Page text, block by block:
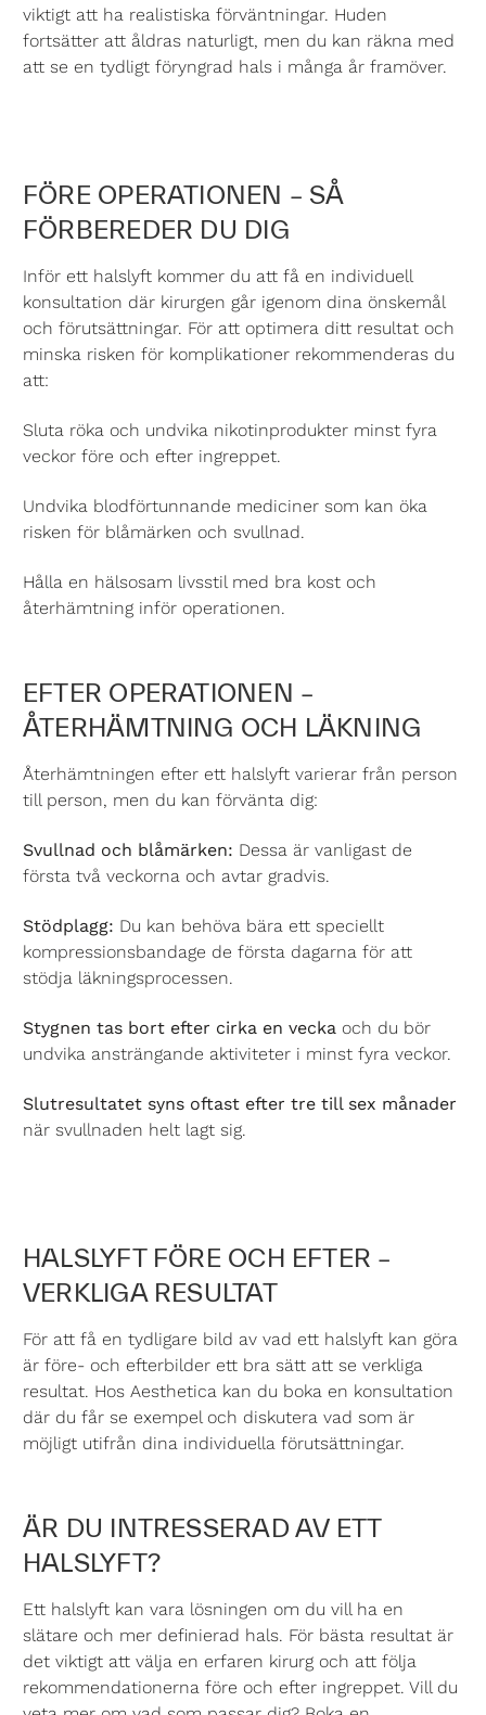
viktigt att ha realistiska förväntningar. Huden
fortsätter att åldras naturligt, men du kan räkna med
att se en tydligt föryngrad hals i många år framöver.
FÖRE OPERATIONEN – SÅ
FÖRBEREDER DU DIG
Inför ett halslyft kommer du att få en individuell
konsultation där kirurgen går igenom dina önskemål
och förutsättningar. För att optimera ditt resultat och
minska risken för komplikationer rekommenderas du
att:
Sluta röka och undvika nikotinprodukter minst fyra
veckor före och efter ingreppet.
Undvika blodförtunnande mediciner som kan öka
risken för blåmärken och svullnad.
Hålla en hälsosam livsstil med bra kost och
återhämtning inför operationen.
EFTER OPERATIONEN –
ÅTERHÄMTNING OCH LÄKNING
Återhämtningen efter ett halslyft varierar från person
till person, men du kan förvänta dig:
Svullnad och blåmärken: Dessa är vanligast de
första två veckorna och avtar gradvis.
Stödplagg: Du kan behöva bära ett speciellt
kompressionsbandage de första dagarna för att
stödja läkningsprocessen.
Stygnen tas bort efter cirka en vecka och du bör
undvika ansträngande aktiviteter i minst fyra veckor.
Slutresultatet syns oftast efter tre till sex månader
när svullnaden helt lagt sig.
HALSLYFT FÖRE OCH EFTER –
VERKLIGA RESULTAT
För att få en tydligare bild av vad ett halslyft kan göra
är före- och efterbilder ett bra sätt att se verkliga
resultat. Hos Aesthetica kan du boka en konsultation
där du får se exempel och diskutera vad som är
möjligt utifrån dina individuella förutsättningar.
ÄR DU INTRESSERAD AV ETT
HALSLYFT?
Ett halslyft kan vara lösningen om du vill ha en
slätare och mer definierad hals. För bästa resultat är
det viktigt att välja en erfaren kirurg och att följa
rekommendationerna före och efter ingreppet. Vill du